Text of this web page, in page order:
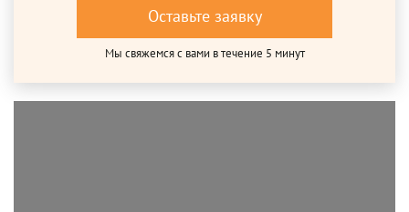
Оставьте заявку
Мы свяжемся с вами в течение 5 минут